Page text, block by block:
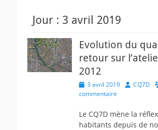
Jour : 3 avril 2019
Evolution du
retour sur
2012
Posted
on
3 avril 2019 Author
CQ7D
commentaire
Le CQ7D mène la
habitants depuis de